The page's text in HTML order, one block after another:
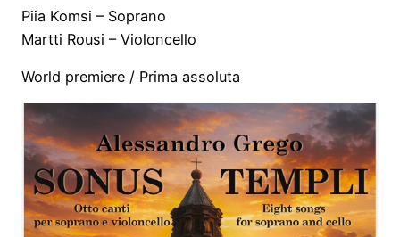
Piia Komsi – Soprano
Martti Rousi – Violoncello
World premiere / Prima assoluta